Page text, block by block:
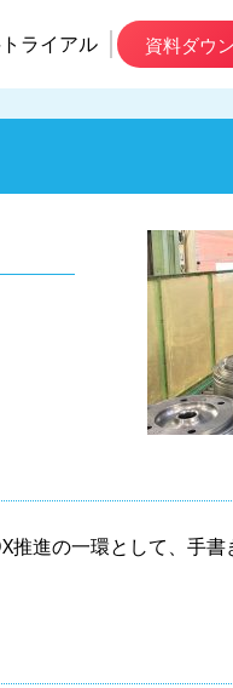
資料ダウ
ライアル
進の一環として、手